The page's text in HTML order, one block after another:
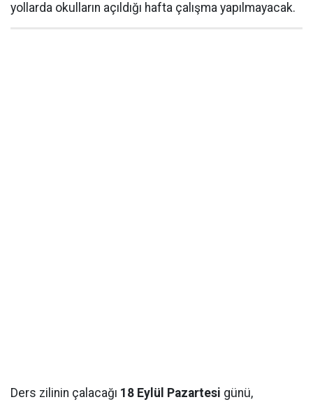
yollarda okulların açıldığı hafta çalışma yapılmayacak.
Ders zilinin çalacağı 18 Eylül Pazartesi günü,